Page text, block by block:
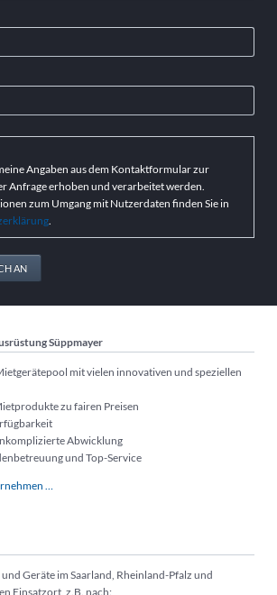
Angaben aus dem Kontaktformular zur
Anfrage erhoben und verarbeitet werden.
zum Umgang mit Nutzerdaten finden Sie in
.
AN
Süppmayer
mit vielen innovativen und speziellen
zu fairen Preisen
Abwicklung
und Top-Service
…
Geräte im Saarland, Rheinland-Pfalz und
Einsatzort, z.B. nach: